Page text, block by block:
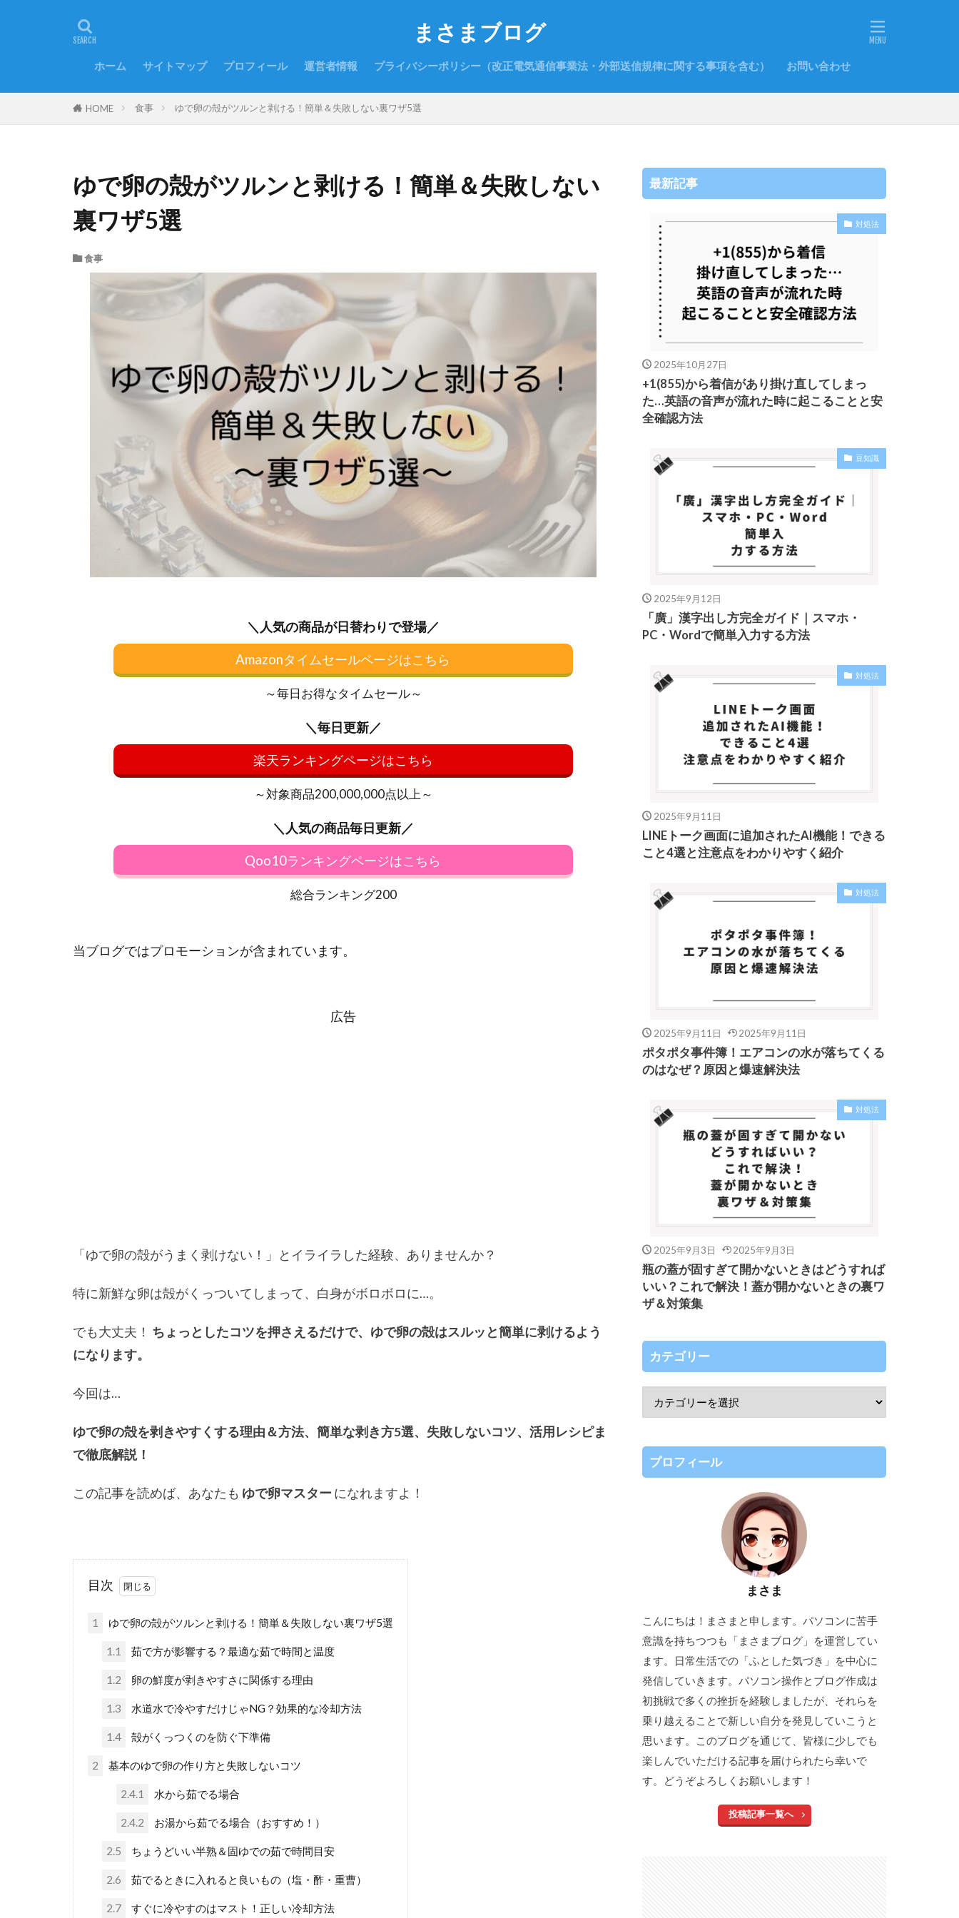
まさまブログ
ホーム サイトマップ プロフィール 運営者情報 プライバシーポリシー（改正電気通信事業法・外部送信規律に関する事項を含む） お問い合わせ
HOME 食事 ゆで卵の殻がツルンと剥ける！簡単＆失敗しない裏ワザ5選
ゆで卵の殻がツルンと剥ける！簡単＆失敗しない
裏ワザ5選
食事
＼人気の商品が日替わりで登場／
Amazonタイムセールページはこちら
～毎日お得なタイムセール～
＼毎日更新／
楽天ランキングページはこちら
～対象商品200,000,000点以上～
＼人気の商品毎日更新／
Qoo10ランキングページはこちら
総合ランキング200
当ブログではプロモーションが含まれています。
広告
「ゆで卵の殻がうまく剥けない！」とイライラした経験、ありませんか？
特に新鮮な卵は殻がくっついてしまって、白身がボロボロに…。
でも大丈夫！ ちょっとしたコツを押さえるだけで、ゆで卵の殻はスルッと簡単に剥けるよう
になります。
今回は…
ゆで卵の殻を剥きやすくする理由＆方法、簡単な剥き方5選、失敗しないコツ、活用レシピま
で徹底解説！
この記事を読めば、あなたも ゆで卵マスター になれますよ！
目次
1 ゆで卵の殻がツルンと剥ける！簡単＆失敗しない裏ワザ5選
1.1 茹で方が影響する？最適な茹で時間と温度
1.2 卵の鮮度が剥きやすさに関係する理由
1.3 水道水で冷やすだけじゃNG？効果的な冷却方法
1.4 殻がくっつくのを防ぐ下準備
2 基本のゆで卵の作り方と失敗しないコツ
2.4.1 水から茹でる場合
2.4.2 お湯から茹でる場合（おすすめ！）
2.5 ちょうどいい半熟＆固ゆでの茹で時間目安
2.6 茹でるときに入れると良いもの（塩・酢・重曹）
2.7 すぐに冷やすのはマスト！正しい冷却方法
最新記事
対処法
2025年10月27日
+1(855)から着信があり掛け直してしまっ
た…英語の音声が流れた時に起こることと安
全確認方法
豆知識
2025年9月12日
「廣」漢字出し方完全ガイド｜スマホ・
PC・Wordで簡単入力する方法
対処法
2025年9月11日
LINEトーク画面に追加されたAI機能！できる
こと4選と注意点をわかりやすく紹介
対処法
2025年9月11日 2025年9月11日
ポタポタ事件簿！エアコンの水が落ちてくる
のはなぜ？原因と爆速解決法
対処法
2025年9月3日 2025年9月3日
瓶の蓋が固すぎて開かないときはどうすれば
いい？これで解決！蓋が開かないときの裏ワ
ザ＆対策集
カテゴリー
プロフィール
まさま
こんにちは！まさまと申します。パソコンに苦手
意識を持ちつつも「まさまブログ」を運営してい
ます。日常生活での「ふとした気づき」を中心に
発信していきます。パソコン操作とブログ作成は
初挑戦で多くの挫折を経験しましたが、それらを
乗り越えることで新しい自分を発見していこうと
思います。このブログを通じて、皆様に少しでも
楽しんでいただける記事を届けられたら幸いで
す。どうぞよろしくお願いします！
投稿記事一覧へ